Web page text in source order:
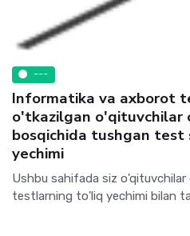
---
Informatika va axborot
o'tkazilgan o'qituvchilar
bosqichida tushgan
yechimi
Ushbu sahifada siz
testlarning to'liq yechimi bilan